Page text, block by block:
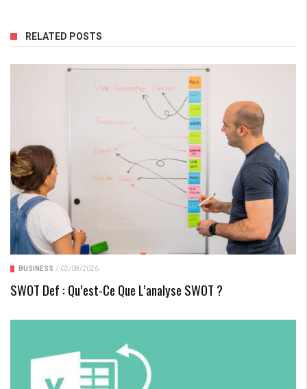
RELATED POSTS
BUSINESS / 02/08/2026
SWOT Def : Qu’est-Ce Que L’analyse SWOT ?